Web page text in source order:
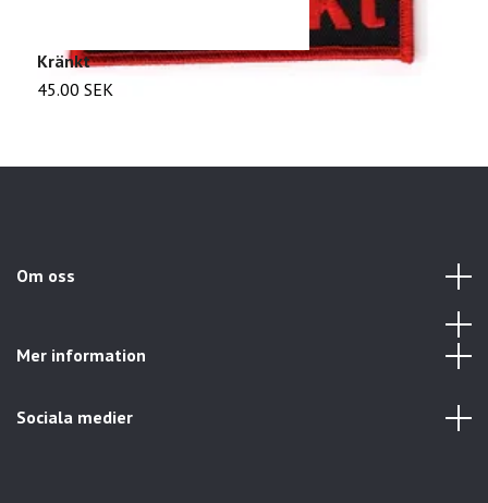
Kränkt
45.00 SEK
Om oss
Mer information
Sociala medier